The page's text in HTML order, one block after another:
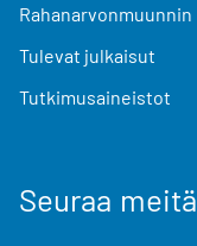
Rahanarvonmuunnin
Tulevat julkaisut
Tutkimusaineistot
Seuraa meitä